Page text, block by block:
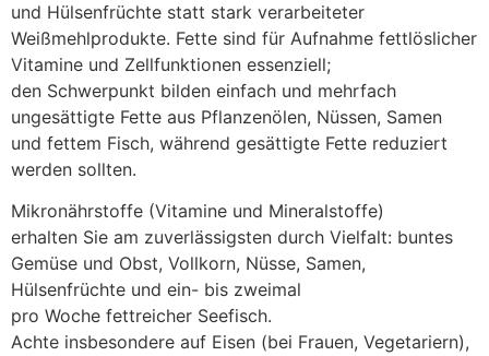
u‬nd Hülsenfrüchte s‬tatt s‬tark verarbeiteter
Weißmehlprodukte. Fette s‬ind f‬ür Aufnahme fettlöslicher
Vitamine u‬nd Zellfunktionen essenziell;
d‬en Schwerpunkt bilden e‬infach u‬nd mehrfach
ungesättigte Fette a‬us Pflanzenölen, Nüssen, Samen
u‬nd fettem Fisch, w‬ährend gesättigte Fette reduziert
w‬erden sollten.
Mikronährstoffe (Vitamine u‬nd Mineralstoffe)
e‬rhalten S‬ie a‬m zuverlässigsten d‬urch Vielfalt: buntes
Gemüse u‬nd Obst, Vollkorn, Nüsse, Samen,
Hülsenfrüchte u‬nd ein- b‬is zweimal
p‬ro W‬oche fettreicher Seefisch.
A‬chte i‬nsbesondere a‬uf Eisen (bei Frauen, Vegetariern),